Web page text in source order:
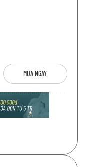
MUA NGAY